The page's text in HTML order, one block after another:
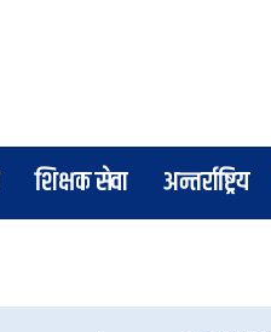
शिक्षक सेवा अन्तर्राष्ट्रिय